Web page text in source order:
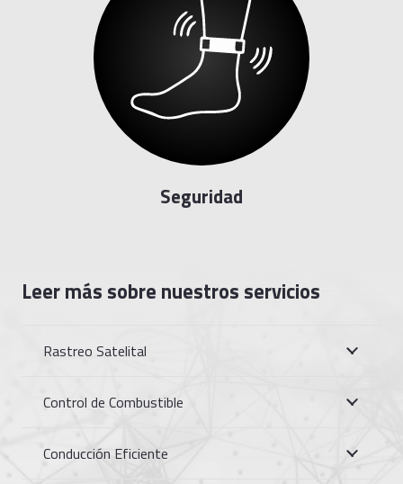
Camaras de sugridad con analitica AI
Leer más sobre nuestros servicios
Rastreo Satelital
Control de Combustible
Conducción Eficiente